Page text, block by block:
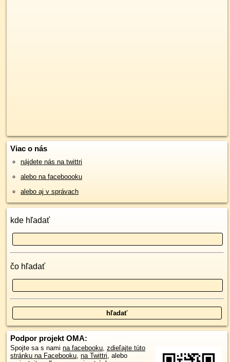
Viac o nás
nájdete nás na twittri
alebo na faceboooku
alebo aj v správach
kde hľadať
čo hľadať
Podpor projekt OMA:
Spojte sa s nami na facebooku, zdieľajte túto
stránku na Facebooku, na Twittri, alebo